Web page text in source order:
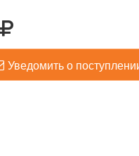
Уведомить о